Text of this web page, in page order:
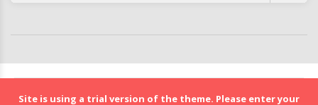
Site is using a trial version of the theme. Please enter your